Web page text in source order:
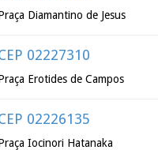
Diamantino de Jesus
02227310
Erotides de Campos
02226135
Iocinori Hatanaka